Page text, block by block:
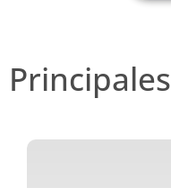
Principales